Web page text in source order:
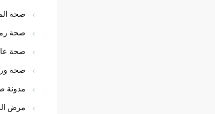
صحة
صحة
صحة
صحة
مدونة
مرض